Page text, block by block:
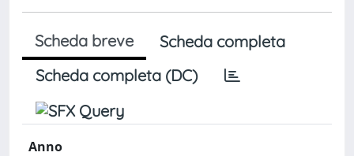
Scheda breve
Scheda completa
Scheda completa (DC)
Anno